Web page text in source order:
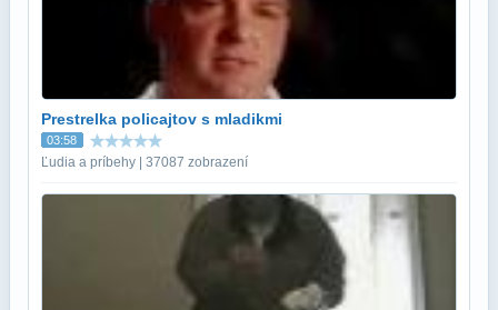
Prestrelka policajtov s mladikmi
03:58
Ľudia a príbehy | 37087 zobrazení